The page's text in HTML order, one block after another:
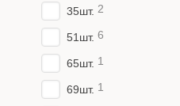
35шт. 2
51шт. 6
65шт. 1
69шт. 1